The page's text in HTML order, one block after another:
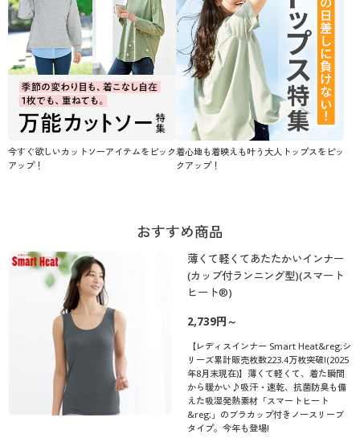
今すぐ欲しいカットソーアイテムをピック
アップ！
着心地も着映えも叶う大人トップスをピッ
クアップ！
おすすめ商品
薄くて軽くてあたたかいインナー
(カップ付ランニング型)(スマート
ヒート®)
2,739円～
【レディスインナー Smart Heat&reg;シ
リーズ累計販売枚数223.4万枚突破!(2025
年8月末現在)】薄くて軽くて、着た瞬間
から暖かい♪吸汗・速乾、抗菌防臭も備
えた吸湿発熱素材「スマートヒート
&reg;」のブラカップ付きノースリーブ
タイプ。今年も登場!